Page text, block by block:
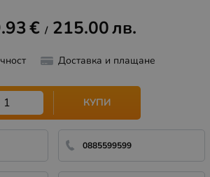
€ / 215.00лв.
Доставка и плащане
КУПИ
0885599599